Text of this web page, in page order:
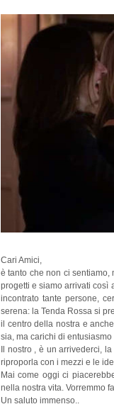
Cari Amici,
è tanto che non ci sentiamo,
progetti e siamo arrivati così
incontrato tante persone,
serena: la Tenda Rossa si
il centro della nostra e
sia, ma carichi di
Il nostro , è un arrivederci,
riproporla con i mezzi e le
Mai come oggi ci
nella nostra vita. Vorremmo
Un saluto immenso..